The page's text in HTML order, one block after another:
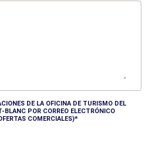
DE LA OFICINA DE TURISMO DEL
POR CORREO ELECTRÓNICO
COMERCIALES)